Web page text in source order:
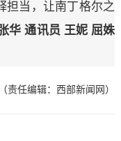
当，让南丁格尔之
华 通讯员 王妮 屈姝
（责任编辑：西部新闻网）